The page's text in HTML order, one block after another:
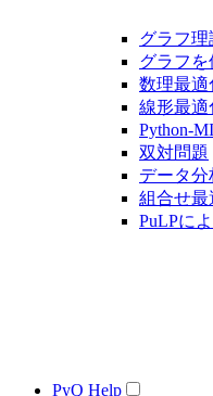
グラフ理
グラフ
数理最適
線形最適
Python-
双対問題
データ
組合せ最
PuLPに
PyQ Help